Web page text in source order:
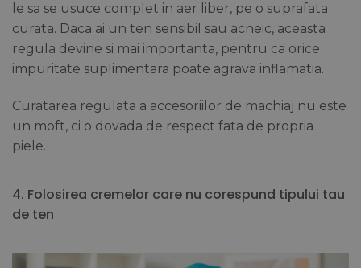
le sa se usuce complet in aer liber, pe o suprafata
curata. Daca ai un ten sensibil sau acneic, aceasta
regula devine si mai importanta, pentru ca orice
impuritate suplimentara poate agrava inflamatia.
Curatarea regulata a accesoriilor de machiaj nu este
un moft, ci o dovada de respect fata de propria
piele.
4. Folosirea cremelor care nu corespund tipului tau
de ten